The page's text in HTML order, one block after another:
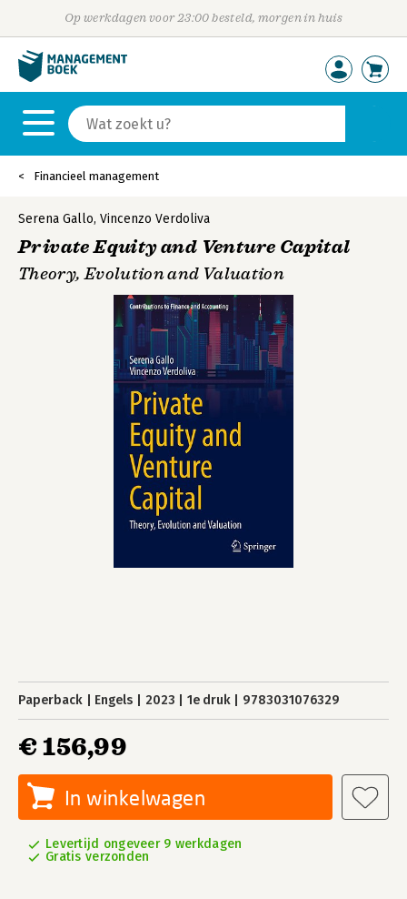
Op werkdagen voor 23:00 besteld, morgen in huis
Financieel management
Serena Gallo, Vincenzo Verdoliva
Private Equity and Venture Capital
Theory, Evolution and Valuation
Paperback Engels 2023 1e druk 9783031076329
€ 156,99
In winkelwagen
Levertijd ongeveer 9 werkdagen
Gratis verzonden